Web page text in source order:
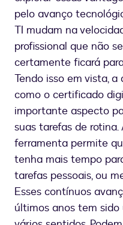
pelo avanço
TI mudam na
profissional que não
certamente ficará
Tendo isso em vista,
como o certificado
importante aspecto
suas tarefas de
ferramenta permite
tenha mais tempo
tarefas pessoais, ou
Esses contínuos
últimos anos tem